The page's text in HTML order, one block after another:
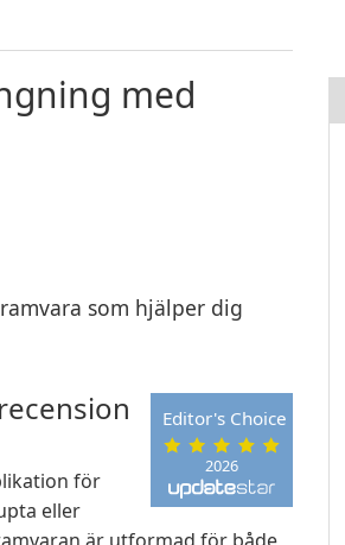
med
som hjälper dig
2026
Editor's Choice
för
eller